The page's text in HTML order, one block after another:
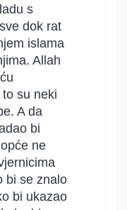
s
dok rat
islama
Allah
su neki
A da
bi
ne
bi se znalo
bi ukazao